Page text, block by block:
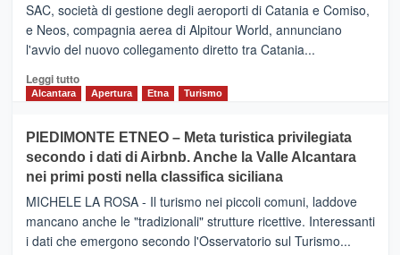
SAC, società di gestione degli aeroporti di Catania e Comiso,
e Neos, compagnia aerea di Alpitour World, annunciano
l'avvio del nuovo collegamento diretto tra Catania...
Leggi tuttoLeggi
CATANIA
–
Inaugurato
il
collegamento
tra
Alcantara Apertura Etna Turismo
PIEDIMONTE ETNEO – Meta turistica privilegiata
secondo i dati di Airbnb. Anche la Valle Alcantara
nei primi posti nella classifica siciliana
MICHELE LA ROSA - Il turismo nei piccoli comuni, laddove
mancano anche le "tradizionali" strutture ricettive. Interessanti
i dati che emergono secondo l'Osservatorio sul Turismo...